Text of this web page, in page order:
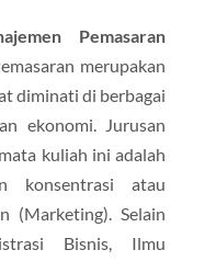
Pemasaran
merupakan
diminati di berbagai
ekonomi. Jurusan
kuliah ini adalah
konsentrasi atau
(Marketing). Selain
Bisnis, Ilmu